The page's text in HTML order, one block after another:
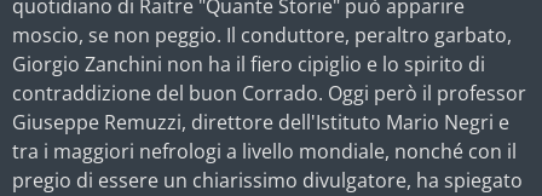
quotidiano di Raitre "Quante Storie" può apparire
moscio, se non peggio. Il conduttore, peraltro garbato,
Giorgio Zanchini non ha il fiero cipiglio e lo spirito di
contraddizione del buon Corrado. Oggi però il professor
Giuseppe Remuzzi, direttore dell'Istituto Mario Negri e
tra i maggiori nefrologi a livello mondiale, nonché con il
pregio di essere un chiarissimo divulgatore, ha spiegato